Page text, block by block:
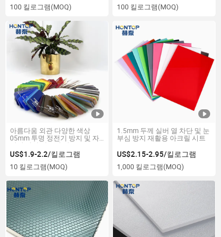
100 킬로그램(MOQ) 100 킬로그램(MOQ)
아름다움 외관 다양한 색상
05mm 투명 정전기 방지 및 자
외선 차단 아크릴 시트
US$1.9-2.2/킬로그램
10 킬로그램(MOQ)
1.5mm 두께 실버 열 차단 및 눈
부심 방지 재활용 아크릴 시트
US$2.15-2.95/킬로그램
1,000 킬로그램(MOQ)